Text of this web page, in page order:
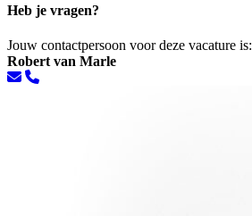
Heb je vragen?
Jouw contactpersoon voor deze vacature is:
Robert van Marle